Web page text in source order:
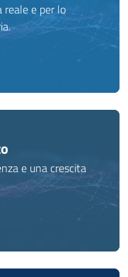
reale e per lo
e una crescita